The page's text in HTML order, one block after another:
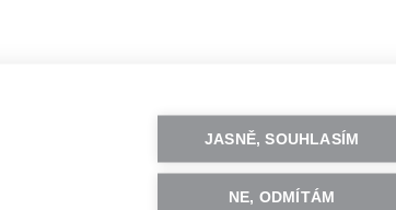
JASNĚ, SOUHLASÍM
NE, ODMÍTÁM